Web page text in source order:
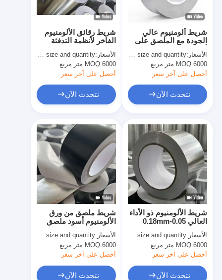
شريط رقائق الألومنيوم
الفاخر لأنظمة التدفئة
والتهوية وتكييف الهواء
وختم الأنابيب
الأسعار:basing size and quantity
MOQ:6000 متر مربع
أحصل على آخر سعر
نتحدث الآن
شريط ألومنيوم عالي
الجودة مع الملصق على
أساس الأكريليك والمطاط
الأسعار:basing size and quantity
MOQ:6000 متر مربع
أحصل على آخر سعر
نتحدث الآن
شريط ملصق من ورق
الألومنيوم أسود ملصق
بالملصق الاكريليك
المذاب
الأسعار:basing on size and quantity
MOQ:6000 متر مربع
أحصل على آخر سعر
نتحدث الآن
شريط الألومنيوم ذو الأداء
العالي 0.05-0.18mm
سمك HVAC
الأسعار:basing size and quantity
MOQ:6000 متر مربع
أحصل على آخر سعر
نتحدث الآن